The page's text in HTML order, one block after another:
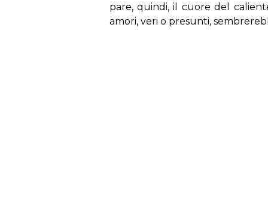
pare, quindi, il cuore del
amori, veri o presunti,